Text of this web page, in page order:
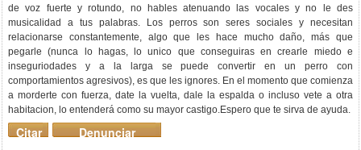
de voz fuerte y rotundo, no hables atenuando las vocales y no le des
musicalidad a tus palabras. Los perros son seres sociales y necesitan
relacionarse constantemente, algo que les hace mucho daño, más que
pegarle (nunca lo hagas, lo unico que conseguiras en crearle miedo e
inseguriodades y a la larga se puede convertir en un perro con
comportamientos agresivos), es que les ignores. En el momento que comienza
a morderte con fuerza, date la vuelta, dale la espalda o incluso vete a otra
habitacion, lo entenderá como su mayor castigo.Espero que te sirva de ayuda.
Denunciar
Citar